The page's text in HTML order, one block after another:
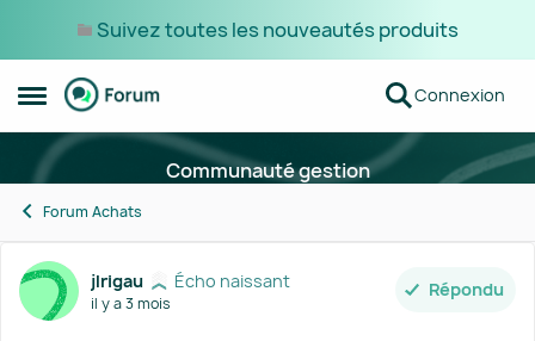
Suivez toutes les nouveautés produits
Ouvrir Menu Latéral
Passer au contenu Connexion
Communauté gestion
Forum Achats
Forum Discussion
jlrigau Écho naissant
il y a 3 mois
Répondu